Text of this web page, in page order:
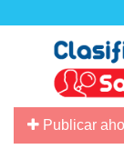
Publicar